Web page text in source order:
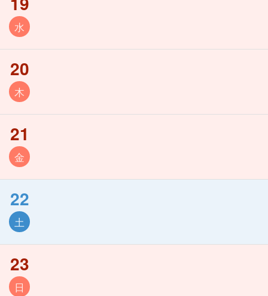
水
20
木
21
金
22
土
23
日